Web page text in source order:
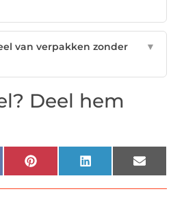
van verpakken zonder
▼
Deel hem
Pinterest LinkedIn Email